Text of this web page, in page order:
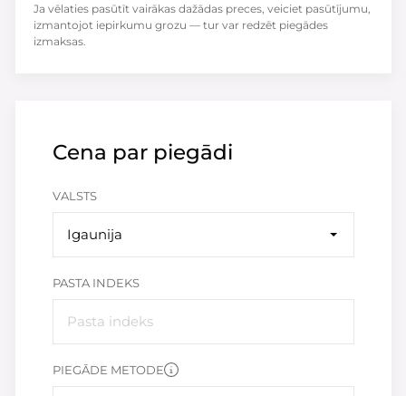
Cena par piegādi
VALSTS
Igaunija
PASTA INDEKS
PIEGĀDE METODE
Ja vēlaties pasūtīt vairākas dažādas preces, veiciet pasūtījumu,
izmantojot iepirkumu grozu — tur var redzēt piegādes
izmaksas.